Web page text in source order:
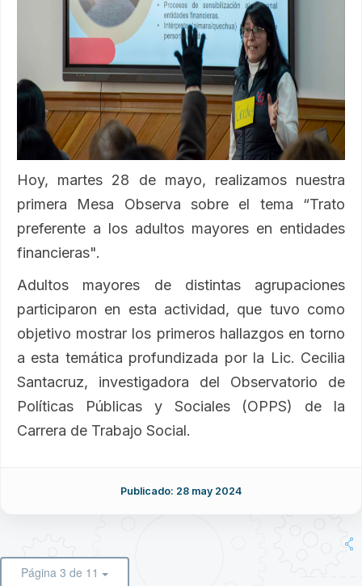
Hoy, martes 28 de mayo, realizamos nuestra
primera Mesa Observa sobre el tema “Trato
preferente a los adultos mayores en entidades
financieras".
Adultos mayores de distintas agrupaciones
participaron en esta actividad, que tuvo como
objetivo mostrar los primeros hallazgos en torno
a esta temática profundizada por la Lic. Cecilia
Santacruz, investigadora del Observatorio de
Políticas Públicas y Sociales (OPPS) de la
Carrera de Trabajo Social.
Publicado: 28 may 2024
Página 3 de 11